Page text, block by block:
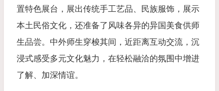
置特色展台，展出传统手工艺品、民族服饰，展示
本土民俗文化，还准备了风味各异的异国美食供师
生品尝。中外师生穿梭其间，近距离互动交流，沉
浸式感受多元文化魅力，在轻松融洽的氛围中增进
了解、加深情谊。